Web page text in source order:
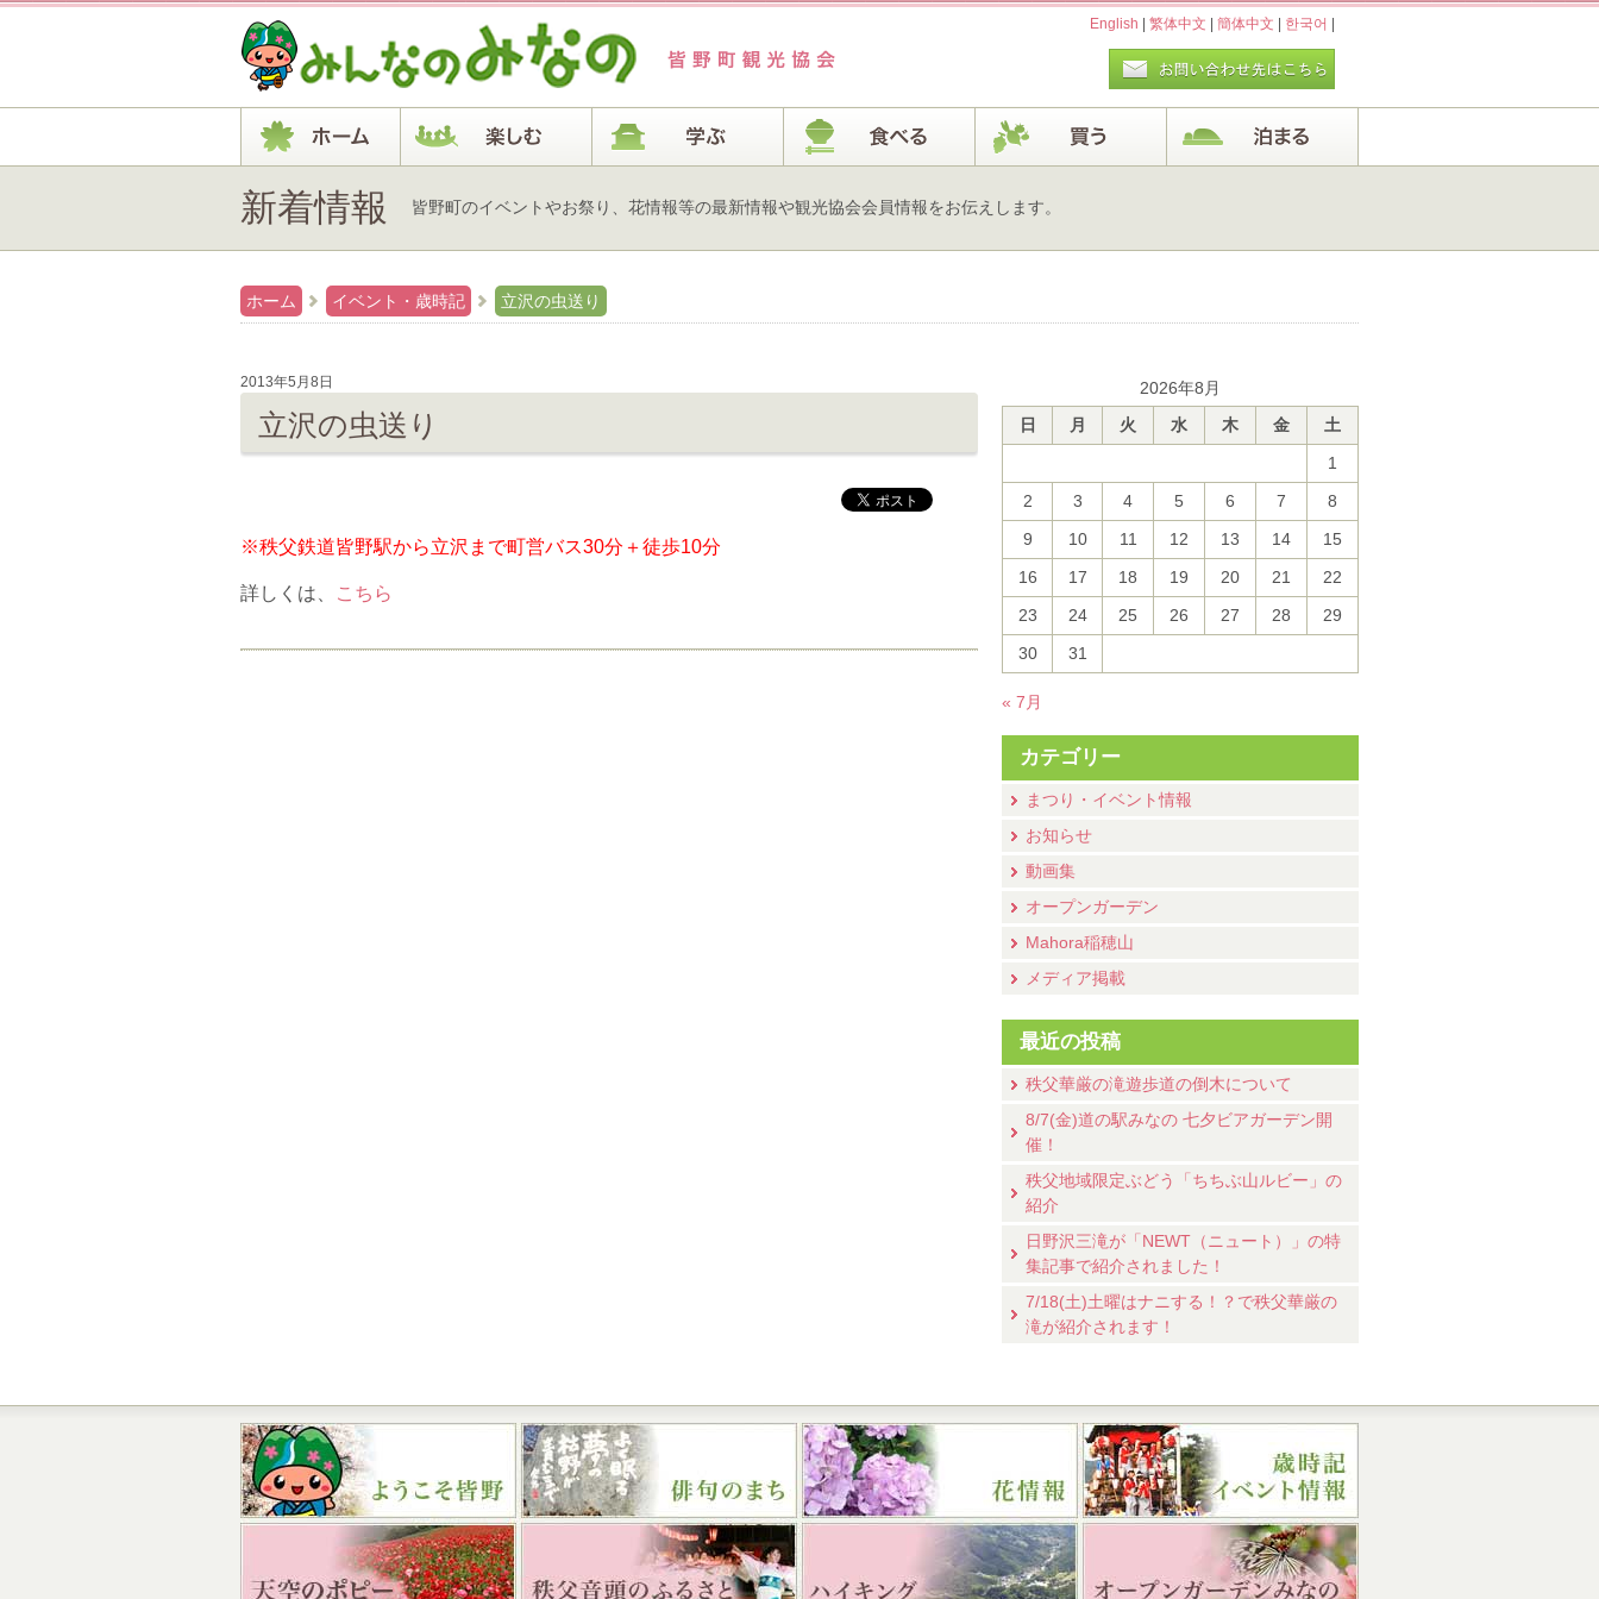
English 繁体中文 簡体中文 한국어
新着情報 皆野町のイベントやお祭り、花情報等の最新情報や観光協会会員情報をお伝えします。
ホーム イベント・歳時記 立沢の虫送り
2026年8月
日
月 火 水 木 金
土
1
2
3 4 5 6 7
8
9
10 11 12 13 14
15
16
17 18 19 20 21
22
23
24 25 26 27 28
29
30
31
« 7月
カテゴリー
まつり・イベント情報
お知らせ
動画集
オープンガーデン
Mahora稲穂山
メディア掲載
最近の投稿
秩父華厳の滝遊歩道の倒木について
8/7(金)道の駅みなの 七夕ビアガーデン開
催！
秩父地域限定ぶどう「ちちぶ山ルビー」の
紹介
日野沢三滝が「NEWT（ニュート）」の特
集記事で紹介されました！
7/18(土)土曜はナニする！？で秩父華厳の
滝が紹介されます！
2013年5月8日
立沢の虫送り
※秩父鉄道皆野駅から立沢まで町営バス30分＋徒歩10分
詳しくは、 こちら